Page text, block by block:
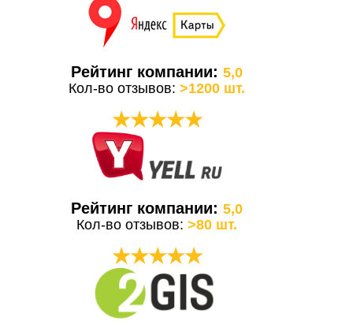
Рейтинг компании:5,0
Кол-во отзывов:>1200 шт.
★★★★★
Рейтинг компании:5,0
Кол-во отзывов:>80 шт.
★★★★★